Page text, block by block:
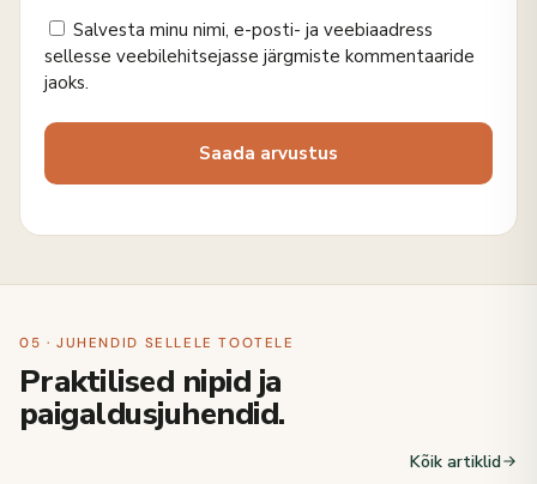
Salvesta minu nimi, e-posti- ja veebiaadress
sellesse veebilehitsejasse järgmiste kommentaaride
jaoks.
05 · JUHENDID SELLELE TOOTELE
Praktilised nipid ja
paigaldusjuhendid.
Kõik artiklid